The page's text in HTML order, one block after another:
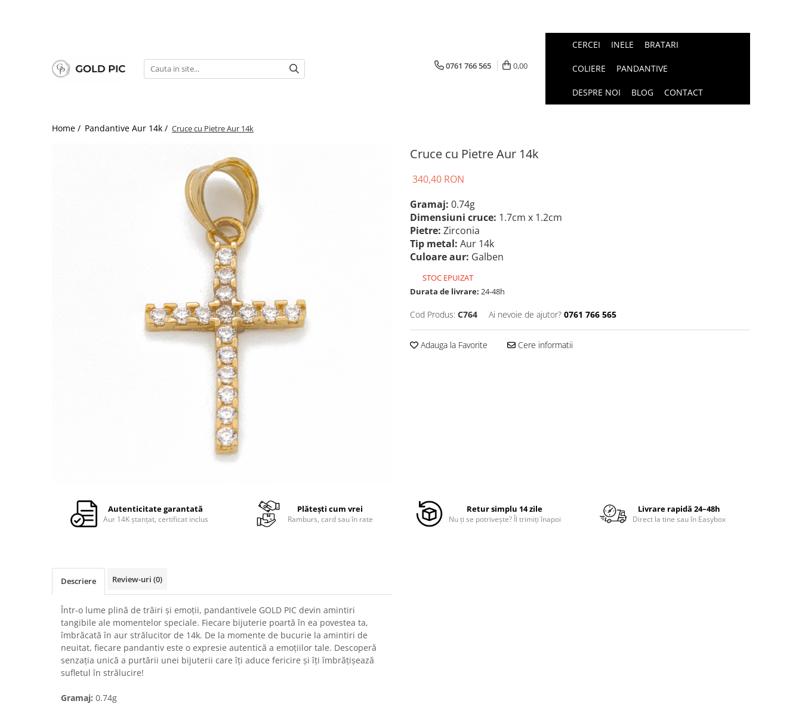
0761 766 565 0,00
CERCEI INELE BRATARI
COLIERE PANDANTIVE
DESPRE NOI BLOG CONTACT
Home / Pandantive Aur 14k / Cruce cu Pietre Aur 14k
Cruce cu Pietre Aur 14k
340,40 RON
Gramaj: 0.74g
Dimensiuni cruce: 1.7cm x 1.2cm
Pietre: Zirconia
Tip metal: Aur 14k
Culoare aur: Galben
STOC EPUIZAT
Durata de livrare: 24-48h
Cod Produs: C764 Ai nevoie de ajutor? 0761 766 565
Adauga la Favorite Cere informatii
Autenticitate garantată
Aur 14K ștanțat, certificat inclus
Plătești cum vrei
Ramburs, card sau în rate
Retur simplu 14 zile
Nu ți se potrivește? Îl trimiți înapoi
Livrare rapidă 24–48h
Direct la tine sau în Easybox
Descriere Review-uri (0)
Într-o lume plină de trăiri și emoții, pandantivele GOLD PIC devin amintiri
tangibile ale momentelor speciale. Fiecare bijuterie poartă în ea povestea ta,
îmbrăcată în aur strălucitor de 14k. De la momente de bucurie la amintiri de
neuitat, fiecare pandantiv este o expresie autentică a emoțiilor tale. Descoperă
senzația unică a purtării unei bijuterii care îți aduce fericire și îți îmbrățișează
sufletul în strălucire!
Gramaj: 0.74g